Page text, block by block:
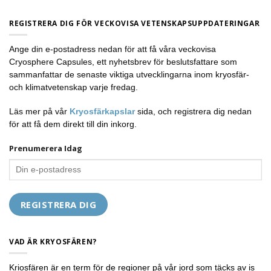
REGISTRERA DIG FÖR VECKOVISA VETENSKAPSUPPDATERINGAR
Ange din e-postadress nedan för att få våra veckovisa
Cryosphere Capsules, ett nyhetsbrev för beslutsfattare som
sammanfattar de senaste viktiga utvecklingarna inom kryosfär-
och klimatvetenskap varje fredag.
Läs mer på vår Kryosfärkapslarsida, och registrera dig nedan
för att få dem direkt till din inkorg.
Prenumerera Idag
VAD ÄR KRYOSFÄREN?
Kriosfären är en term för de regioner på vår jord som täcks av is